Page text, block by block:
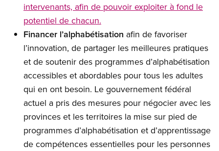
intervenants, afin de pouvoir exploiter à fond le
potentiel de chacun.
Financer l’alphabétisation afin de favoriser
l’innovation, de partager les meilleures pratiques
et de soutenir des programmes d’alphabétisation
accessibles et abordables pour tous les adultes
qui en ont besoin. Le gouvernement fédéral
actuel a pris des mesures pour négocier avec les
provinces et les territoires la mise sur pied de
programmes d’alphabétisation et d’apprentissage
de compétences essentielles pour les personnes